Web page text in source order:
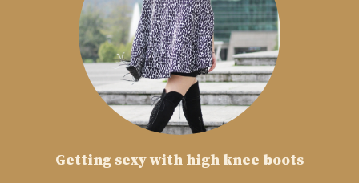
Getting sexy with high knee boots